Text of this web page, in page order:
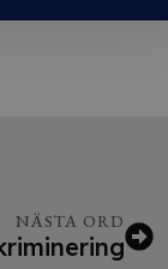
NÄSTA ORD